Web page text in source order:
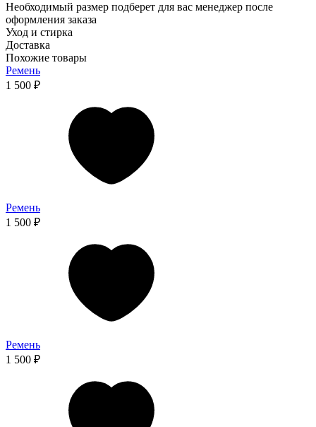
Необходимый размер подберет для вас менеджер после
оформления заказа
Уход и стирка
Доставка
Похожие товары
Ремень
1 500 ₽
Ремень
1 500 ₽
Ремень
1 500 ₽